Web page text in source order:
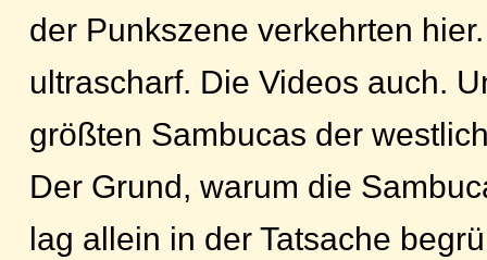
der Punkszene verkehrten
ultrascharf. Die Videos auch.
größten Sambucas der
Der Grund, warum die
lag allein in der Tatsache